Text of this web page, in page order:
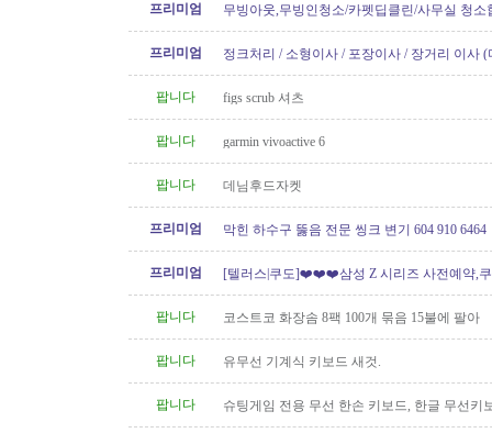
프리미엄 무빙아웃,무빙인청소/카펫딥클린/사무실 청소
프리미엄 정크처리 / 소형이사 / 포장이사 / 장거리 이사 (
팝니다 figs scrub 셔츠
팝니다 garmin vivoactive 6
팝니다 데님후드자켓
프리미엄 막힌 하수구 뚫음 전문 씽크 변기 604 910 6464
프리미엄
[텔러스|쿠도]❤️❤️❤️삼성 Z 시리즈 사전예약,쿠
팝니다
코스트코 화장솜 8팩 100개 묶음 15불에 팔아
팝니다 유무선 기계식 키보드 새것.
팝니다
슈팅게임 전용 무선 한손 키보드, 한글 무선키